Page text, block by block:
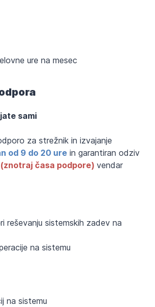
ure na mesec
sami
za strežnik in izvajanje
od 9 do 20 ure in garantiran odziv
časa podpore) vendar
reševanju sistemskih zadev na
na sistemu
na sistemu